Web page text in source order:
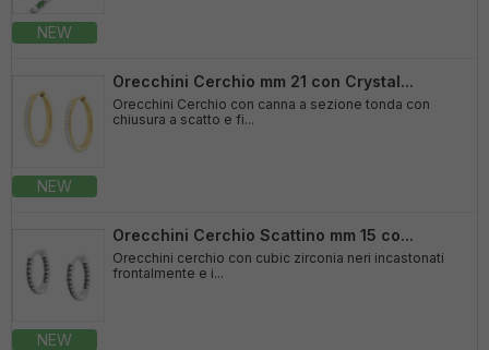
NEW
NEW
Orecchini Cerchio mm 21 con Crystal...
Orecchini Cerchio con canna a sezione tonda con
chiusura a scatto e fi...
NEW
Orecchini Cerchio Scattino mm 15 co...
Orecchini cerchio con cubic zirconia neri incastonati
frontalmente e i...